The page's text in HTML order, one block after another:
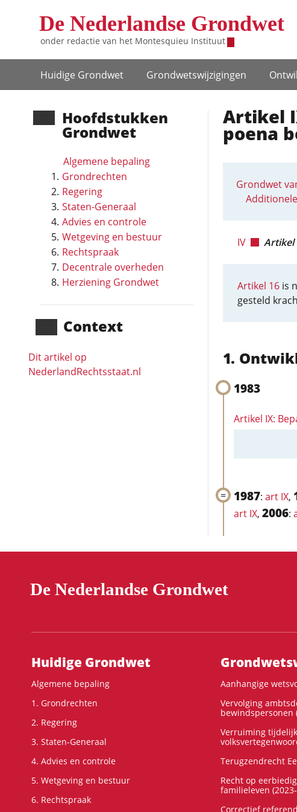
De Nederlandse Grondwet
onder redactie van het Montesquieu Instituut
Hoofdnavigatie
Huidige Grondwet Grondwets­wijzigingen
Hoofd­stukken
Grondwet
Algemene bepaling
Grondrechten
Regering
Staten-Generaal
Advies en controle
Wetgeving en bestuur
Rechtspraak
Decentrale overheden
Herziening Grondwet
Context
Dit artikel op
NederlandRechts­staat.nl
Artikel
poena
Grondwet
IV Artikel
Artikel 16is
gesteld
1983
Artikel IX:
1987: art IX,
art IX, 2006:
De Nederlandse Grondwet
Hoofdnavigatie
Huidige Grondwet
Algemene bepaling
1. Grondrechten
2. Regering
3. Staten-Generaal
4. Advies en controle
5. Wetgeving en bestuur
6. Rechtspraak
Aanhangige
Vervolging
bewindspersonen
Verruiming
Terugzendrecht
Recht op
familieleven
Correctief